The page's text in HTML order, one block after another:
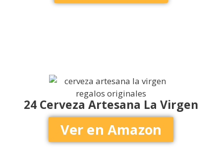
24 Cerveza Artesana La Virgen
Ver en Amazon